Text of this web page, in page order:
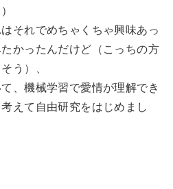
それでめちゃくちゃ興味あっ
かったんだけど（こっちの方
う）、
、機械学習で愛情が理解でき
えて自由研究をはじめまし